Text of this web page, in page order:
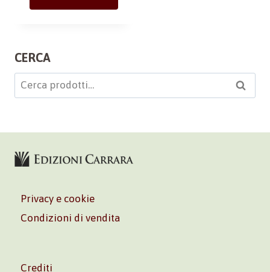
CERCA
Cerca: Cerca
Privacy e cookie
Condizioni di vendita
Crediti